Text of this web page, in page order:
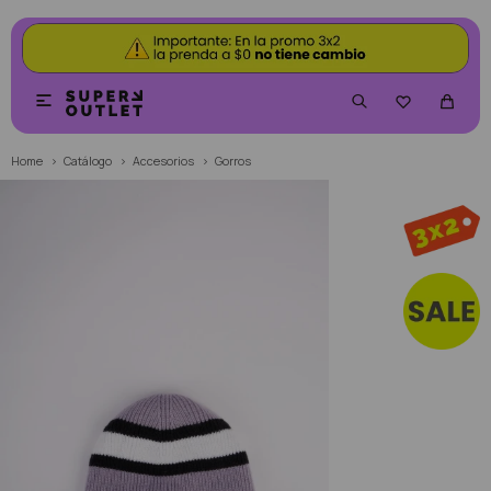


Home Catálogo Accesorios Gorros